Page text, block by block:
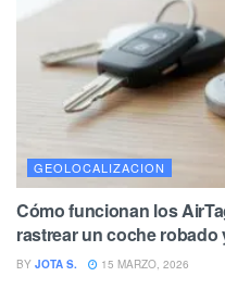
GEOLOCALIZACION
Cómo funcionan los
rastrear un coche
BY JOTA S. 15 MARZO, 2026